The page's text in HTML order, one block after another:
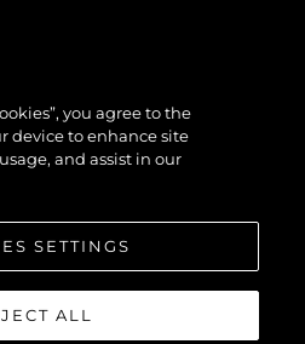
les droits sont réservés.
you agree to the
device to enhance site
and assist in our
SETTINGS
ALL